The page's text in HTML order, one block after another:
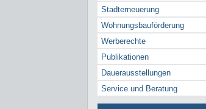
Stadterneuerung
Wohnungsbauförderung
Werberechte
Publikationen
Dauerausstellungen
Service und Beratung